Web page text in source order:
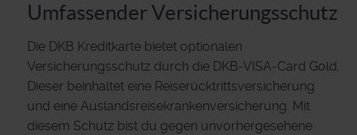
Umfassender Versicherungsschutz
Die DKB Kreditkarte bietet optionalen
Versicherungsschutz durch die DKB-VISA-Card Gold.
Dieser beinhaltet eine Reiserücktrittsversicherung
und eine Auslandsreisekrankenversicherung. Mit
diesem Schutz bist du gegen unvorhergesehene